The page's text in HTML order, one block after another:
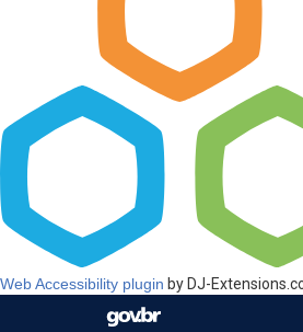
Web Accessibility plugin by DJ-